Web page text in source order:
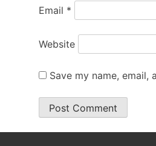
Email *
Website
Save my name,